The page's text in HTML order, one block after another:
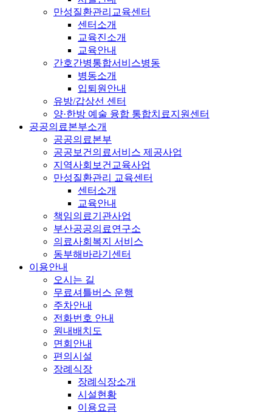
만성질환관리교육센터
센터소개
교육진소개
교육안내
간호간병통합서비스병동
병동소개
입퇴원안내
유방/갑상선 센터
양·한방 예술 융합 통합치료지원센터
공공의료본부소개
공공의료본부
공공보건의료서비스 제공사업
지역사회보건교육사업
만성질환관리 교육센터
센터소개
교육안내
책임의료기관사업
부산공공의료연구소
의료사회복지 서비스
동부해바라기센터
이용안내
오시는 길
무료셔틀버스 운행
주차안내
전화번호 안내
원내배치도
면회안내
편의시설
장례식장
장례식장소개
시설현황
이용요금